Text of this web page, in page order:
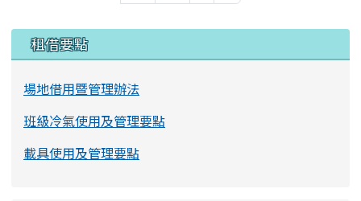
左邊區域內容
租借要點
場地借用暨管理辦法
班級冷氣使用及管理要點
載具使用及管理要點